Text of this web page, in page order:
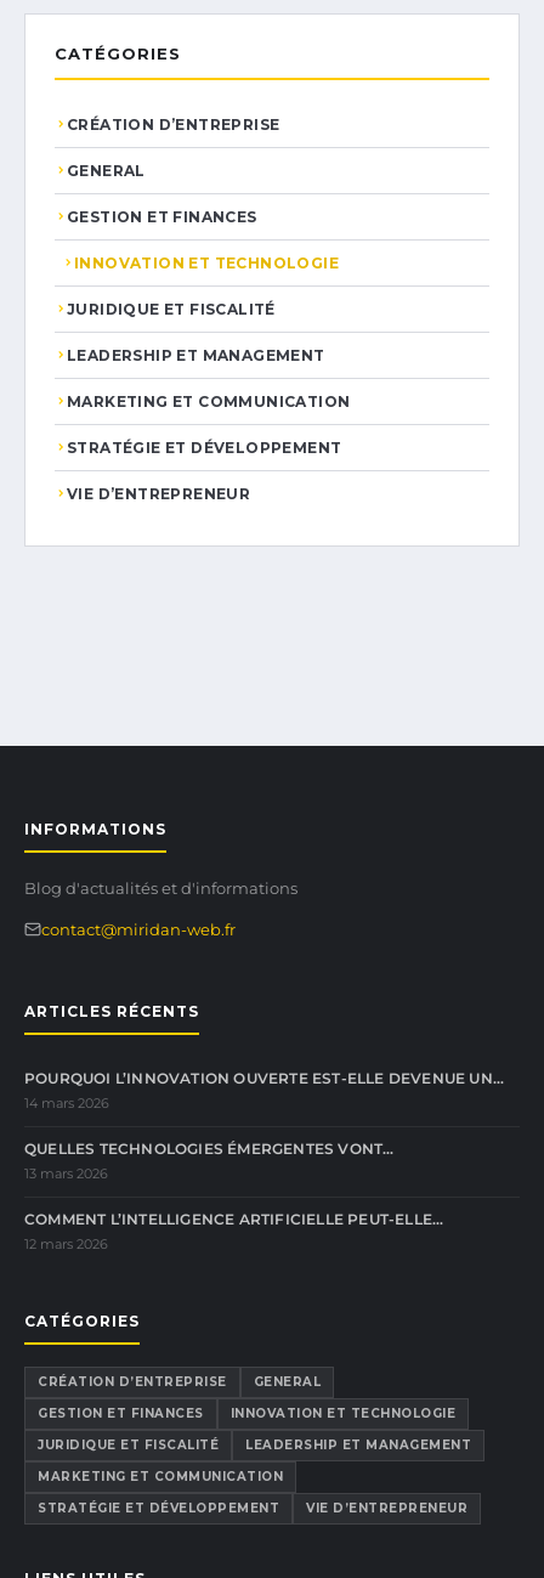
CATÉGORIES
CRÉATION D’ENTREPRISE
GENERAL
GESTION ET FINANCES
INNOVATION ET TECHNOLOGIE
JURIDIQUE ET FISCALITÉ
LEADERSHIP ET MANAGEMENT
MARKETING ET COMMUNICATION
STRATÉGIE ET DÉVELOPPEMENT
VIE D’ENTREPRENEUR
INFORMATIONS
Blog d'actualités et d'informations
contact@miridan-web.fr
ARTICLES RÉCENTS
POURQUOI L’INNOVATION OUVERTE EST-ELLE DEVENUE UN…
14 mars 2026
QUELLES TECHNOLOGIES ÉMERGENTES VONT…
13 mars 2026
COMMENT L’INTELLIGENCE ARTIFICIELLE PEUT-ELLE…
12 mars 2026
CATÉGORIES
CRÉATION D’ENTREPRISE
GENERAL
GESTION ET FINANCES
INNOVATION ET TECHNOLOGIE
JURIDIQUE ET FISCALITÉ
LEADERSHIP ET MANAGEMENT
MARKETING ET COMMUNICATION
STRATÉGIE ET DÉVELOPPEMENT
VIE D’ENTREPRENEUR